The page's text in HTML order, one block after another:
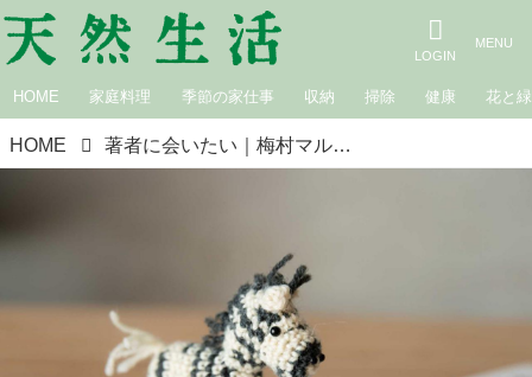
HOME 家庭料理 季節の家仕事 収納 掃除 健康 花と緑
HOME 著者に会いたい｜梅村マルティナさん「『しあわせを編む魔法の毛糸』のこと。」